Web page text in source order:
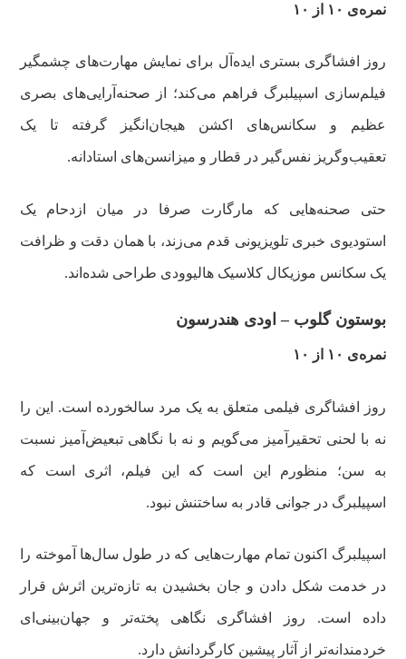
نمره‌ی ۱۰ از ۱۰
روز افشاگری بستری ایده‌آل برای نمایش مهارت‌های چشمگیر
فیلم‌سازی اسپیلبرگ فراهم می‌کند؛ از صحنه‌آرایی‌های بصری
عظیم و سکانس‌های اکشن هیجان‌انگیز گرفته تا یک
تعقیب‌وگریز نفس‌گیر در قطار و میزانسن‌های استادانه.
حتی صحنه‌هایی که مارگارت صرفا در میان ازدحام یک
استودیوی خبری تلویزیونی قدم می‌زند، با همان دقت و ظرافت
یک سکانس موزیکال کلاسیک هالیوودی طراحی شده‌اند.
بوستون گلوب – اودی هندرسون
نمره‌ی ۱۰ از ۱۰
روز افشاگری فیلمی متعلق به یک مرد سالخورده است. این را
نه با لحنی تحقیرآمیز می‌گویم و نه با نگاهی تبعیض‌آمیز نسبت
به سن؛ منظورم این است که این فیلم، اثری است که
اسپیلبرگ در جوانی قادر به ساختنش نبود.
اسپیلبرگ اکنون تمام مهارت‌هایی که در طول سال‌ها آموخته را
در خدمت شکل دادن و جان بخشیدن به تازه‌ترین اثرش قرار
داده است. روز افشاگری نگاهی پخته‌تر و جهان‌بینی‌ای
خردمندانه‌تر از آثار پیشین کارگردانش دارد.